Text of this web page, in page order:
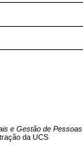
e Gestão de Pessoas
da UCS